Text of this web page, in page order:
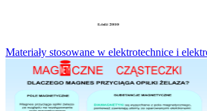
Materiały stosowane w elektrotechnice i